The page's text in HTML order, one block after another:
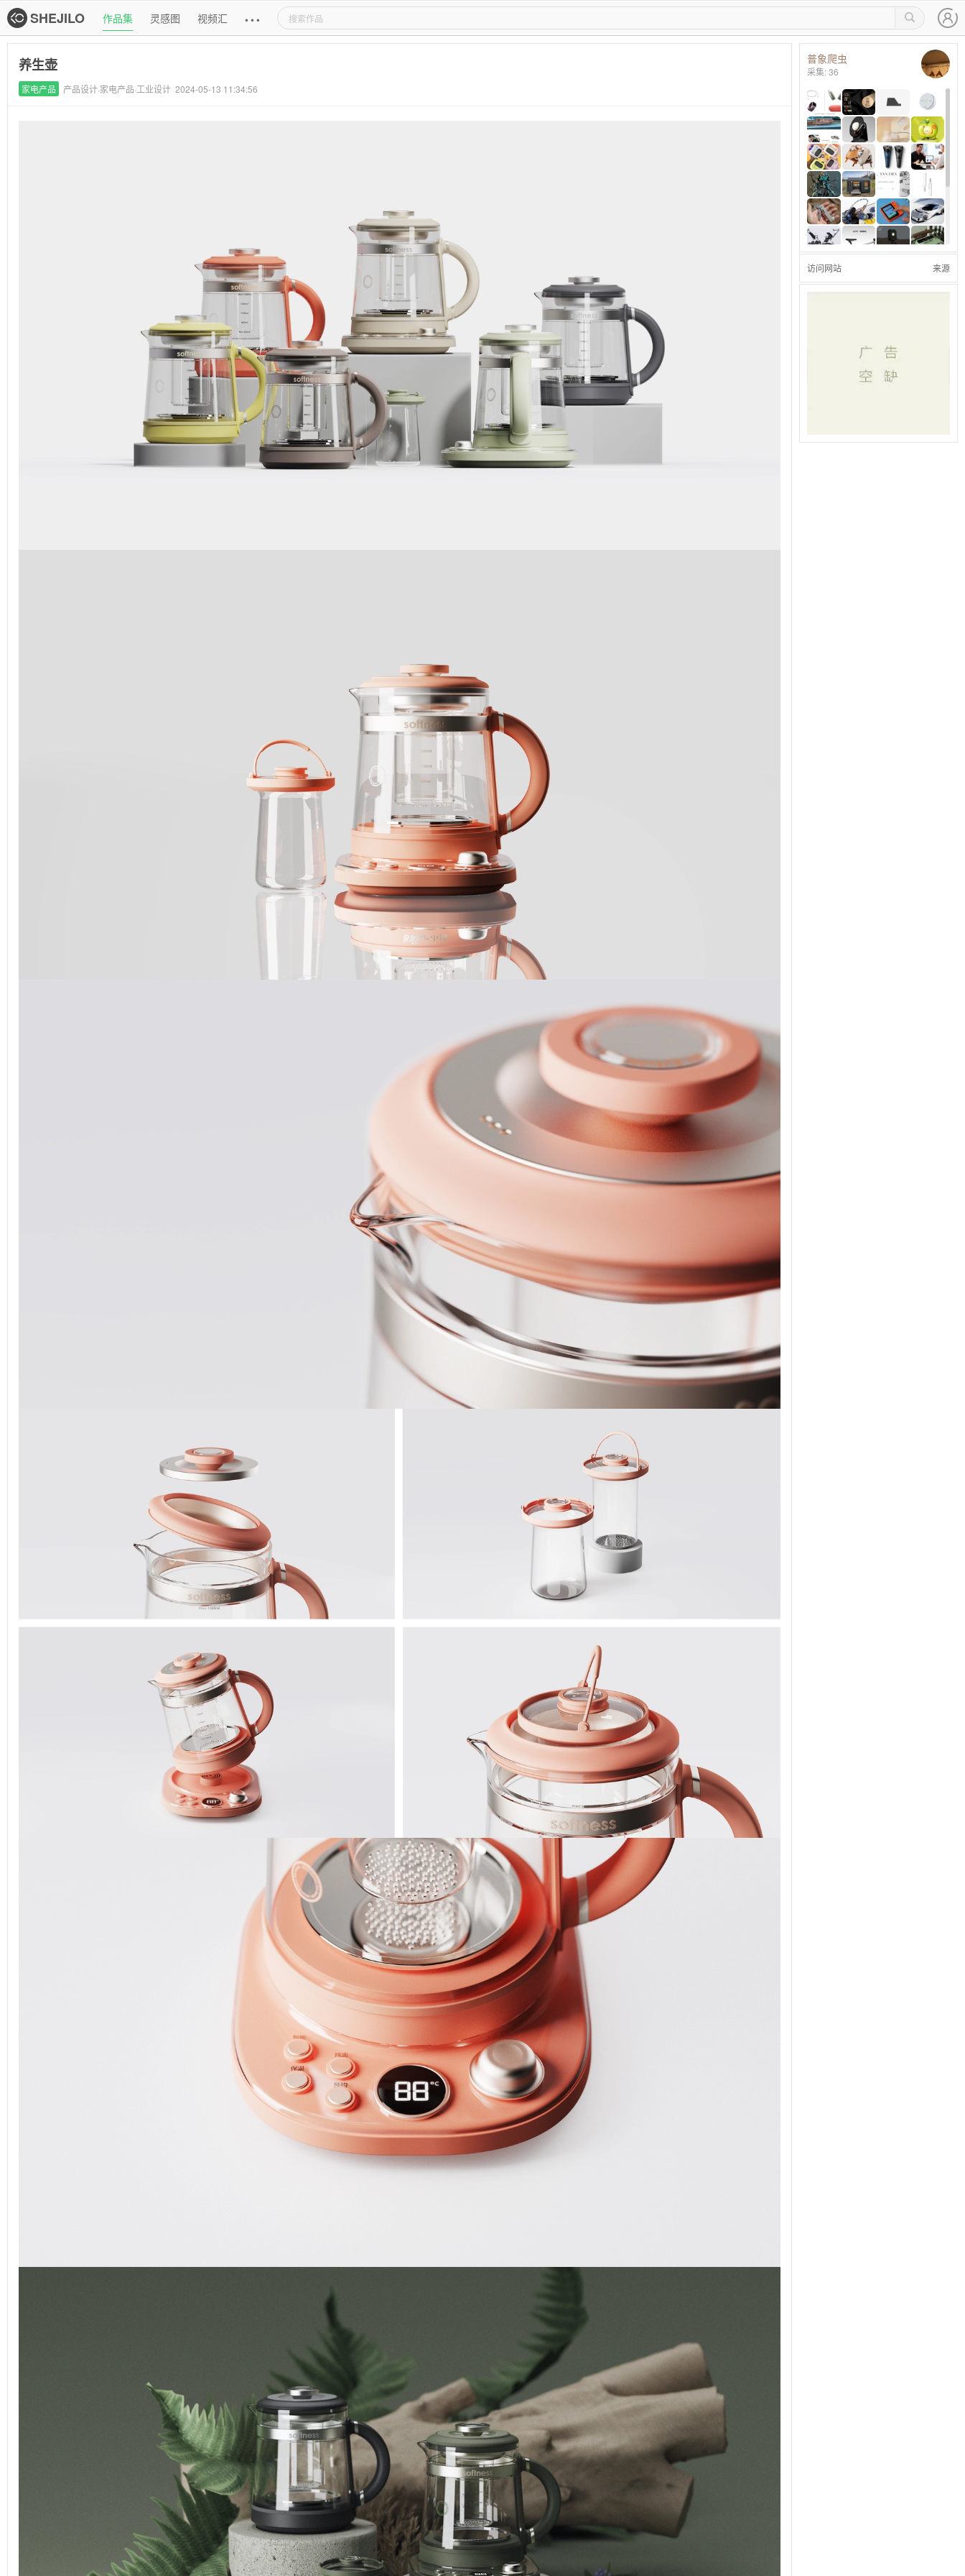
主导航SHEJILO 作品集 灵感图 视频汇 • • •
养生壶
家电产品 产品设计·家电产品·工业设计 2024-05-13 11:34:56
普象爬虫
采集: 36
访问网站 来源